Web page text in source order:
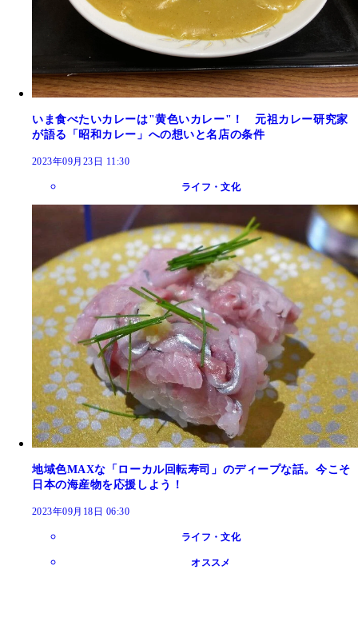
いま食べたいカレーは"黄色いカレー"！ 元祖カレー研究家
が語る「昭和カレー」への想いと名店の条件
2023年09月23日 11:30
ライフ・文化
地域色MAXな「ローカル回転寿司」のディープな話。今こそ
日本の海産物を応援しよう！
2023年09月18日 06:30
ライフ・文化
オススメ